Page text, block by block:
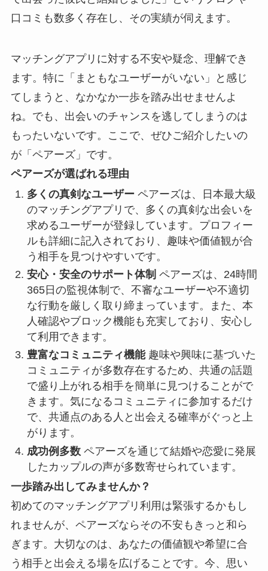
口コミも数多く存在し、その実績が伺えます。
マッチングアプリに対する不安や疑念、理解でき
ます。特に「まともなユーザーがいない」と感じ
てしまうと、なかなか一歩を踏み出せませんよ
ね。でも、出会いのチャンスを逃してしまうのは
もったいないです。ここで、ぜひご紹介したいの
が「ペアーズ」です。
ペアーズが選ばれる理由
多くの真剣なユーザー ペアーズは、日本最大級
のマッチングアプリで、多くの真剣な出会いを
求めるユーザーが登録しています。プロフィー
ルも詳細に記入されており、趣味や価値観が合
う相手を見つけやすいです。
安心・安全のサポート体制 ペアーズは、24時間
365日の監視体制で、不審なユーザーや不適切
な行動を厳しく取り締まっています。また、本
人確認やブロック機能も充実しており、安心し
て利用できます。
豊富なコミュニティ機能趣味や興味に基づいた
コミュニティが多数存在するため、共通の話題
で盛り上がれる相手を簡単に見つけることがで
きます。気になるコミュニティに参加するだけ
で、共通点のある人と出会える確率がぐっと上
がります。
成功例多数ペアーズを通じて結婚や恋愛に発展
したカップルの声が多数寄せられています。
一歩踏み出してみませんか？
初めてのマッチングアプリ利用は緊張するかもし
れませんが、ペアーズならその不安もきっと和ら
ぎます。大切なのは、あなたの価値観や希望に合
う相手と出会える場を広げることです。今、思い